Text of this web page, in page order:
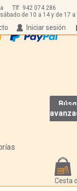
Tlf: 942 074 286
de 10 a 14 y de 17 a
Iniciar sesión
Cesta